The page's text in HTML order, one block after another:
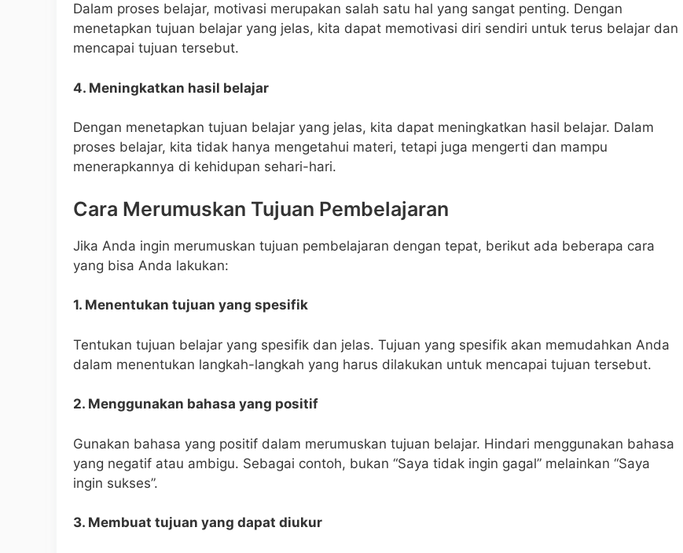
Dalam proses belajar, motivasi merupakan salah satu hal yang sangat penting. Dengan
menetapkan tujuan belajar yang jelas, kita dapat memotivasi diri sendiri untuk terus belajar dan
mencapai tujuan tersebut.
4. Meningkatkan hasil belajar
Dengan menetapkan tujuan belajar yang jelas, kita dapat meningkatkan hasil belajar. Dalam
proses belajar, kita tidak hanya mengetahui materi, tetapi juga mengerti dan mampu
menerapkannya di kehidupan sehari-hari.
Cara Merumuskan Tujuan Pembelajaran
Jika Anda ingin merumuskan tujuan pembelajaran dengan tepat, berikut ada beberapa cara
yang bisa Anda lakukan:
1. Menentukan tujuan yang spesifik
Tentukan tujuan belajar yang spesifik dan jelas. Tujuan yang spesifik akan memudahkan Anda
dalam menentukan langkah-langkah yang harus dilakukan untuk mencapai tujuan tersebut.
2. Menggunakan bahasa yang positif
Gunakan bahasa yang positif dalam merumuskan tujuan belajar. Hindari menggunakan bahasa
yang negatif atau ambigu. Sebagai contoh, bukan “Saya tidak ingin gagal” melainkan “Saya
ingin sukses”.
3. Membuat tujuan yang dapat diukur